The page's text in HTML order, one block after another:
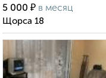
5 000 ₽ в месяц
Щорса 18